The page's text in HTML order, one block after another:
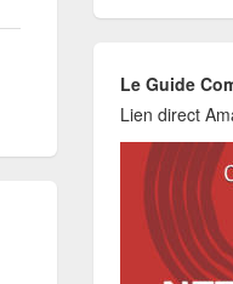
Le Guide
Lien direct